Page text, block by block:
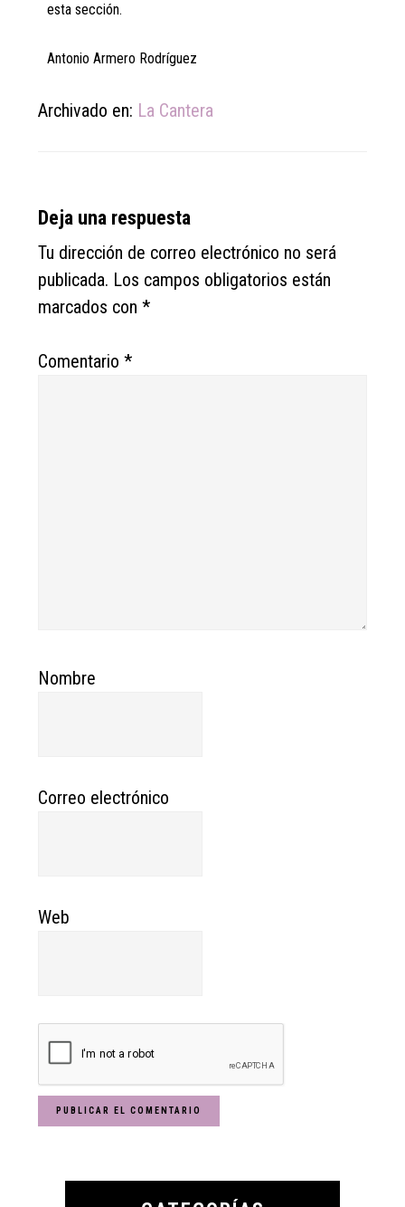
esta sección.
Antonio Armero Rodríguez
Archivado en: La Cantera
Reader
Interactions
Deja una respuesta
Tu dirección de correo electrónico no será
publicada. Los campos obligatorios están
marcados con*
Comentario*
Nombre
Correo electrónico
Web
Primary